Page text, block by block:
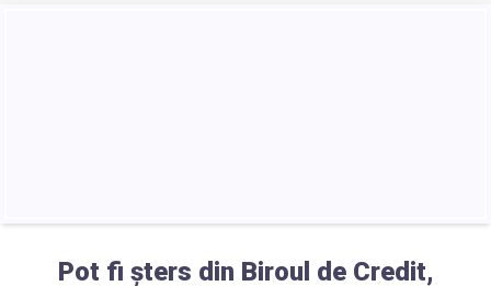
Pot fi șters din Biroul de Credit,